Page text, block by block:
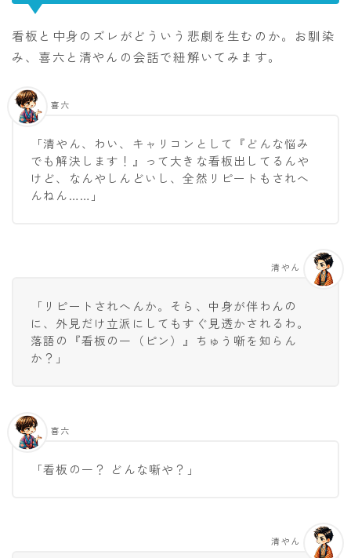
看板と中身のズレがどういう悲劇を生むのか。お馴染
み、喜六と清やんの会話で紐解いてみます。
「清やん、わい、キャリコンとして『どんな悩み
でも解決します！』って大きな看板出してるんや
けど、なんやしんどいし、全然リピートもされへ
んねん……」
喜六
「リピートされへんか。そら、中身が伴わんの
に、外見だけ立派にしてもすぐ見透かされるわ。
落語の『看板の一（ピン）』ちゅう噺を知らん
か？」
清やん
「看板の一？ どんな噺や？」
喜六
清やん